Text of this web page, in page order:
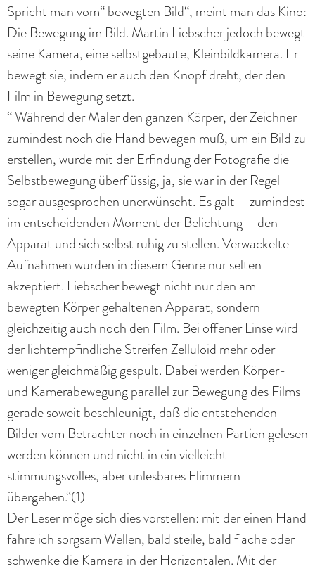
Spricht man vom“ bewegten Bild“, meint man das Kino:
Die Bewegung im Bild. Martin Liebscher jedoch bewegt
seine Kamera, eine selbstgebaute, Kleinbildkamera. Er
bewegt sie, indem er auch den Knopf dreht, der den
Film in Bewegung setzt.
“ Während der Maler den ganzen Körper, der Zeichner
zumindest noch die Hand bewegen muß, um ein Bild zu
erstellen, wurde mit der Erfindung der Fotografie die
Selbstbewegung überflüssig, ja, sie war in der Regel
sogar ausgesprochen unerwünscht. Es galt – zumindest
im entscheidenden Moment der Belichtung – den
Apparat und sich selbst ruhig zu stellen. Verwackelte
Aufnahmen wurden in diesem Genre nur selten
akzeptiert. Liebscher bewegt nicht nur den am
bewegten Körper gehaltenen Apparat, sondern
gleichzeitig auch noch den Film. Bei offener Linse wird
der lichtempfindliche Streifen Zelluloid mehr oder
weniger gleichmäßig gespult. Dabei werden Körper-
und Kamerabewegung parallel zur Bewegung des Films
gerade soweit beschleunigt, daß die entstehenden
Bilder vom Betrachter noch in einzelnen Partien gelesen
werden können und nicht in ein vielleicht
stimmungsvolles, aber unlesbares Flimmern
übergehen.“(1)
Der Leser möge sich dies vorstellen: mit der einen Hand
fahre ich sorgsam Wellen, bald steile, bald flache oder
schwenke die Kamera in der Horizontalen. Mit der